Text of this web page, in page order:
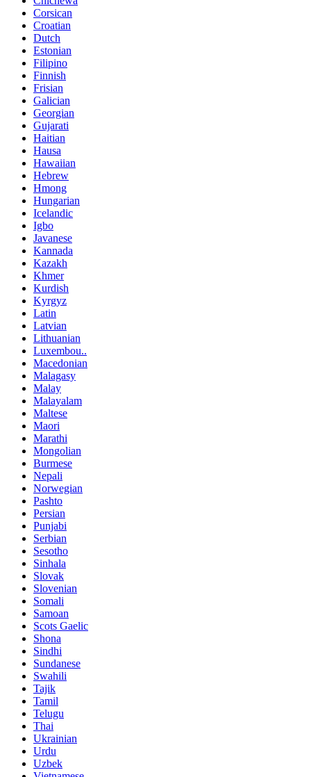
Corsican
Croatian
Dutch
Estonian
Filipino
Finnish
Frisian
Galician
Georgian
Gujarati
Haitian
Hausa
Hawaiian
Hebrew
Hmong
Hungarian
Icelandic
Igbo
Javanese
Kannada
Kazakh
Khmer
Kurdish
Kyrgyz
Latin
Latvian
Lithuanian
Luxembou..
Macedonian
Malagasy
Malay
Malayalam
Maltese
Maori
Marathi
Mongolian
Burmese
Nepali
Norwegian
Pashto
Persian
Punjabi
Serbian
Sesotho
Sinhala
Slovak
Slovenian
Somali
Samoan
Scots Gaelic
Shona
Sindhi
Sundanese
Swahili
Tajik
Tamil
Telugu
Thai
Ukrainian
Urdu
Uzbek